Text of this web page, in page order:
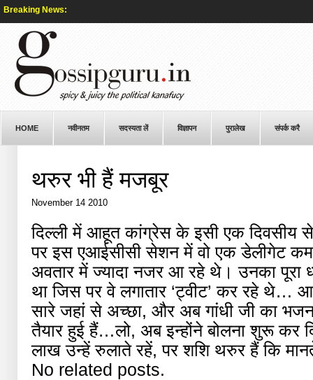
Breaking News:
HOME नवीनतम सदस्यता लें विज्ञापन पुरालेख संपर्क करै
थरुर भी हैं मजबूर
November 14 2010
दिल्ली में आहूत कांग्रेस के इसी एक
पर इस एआईसीसी सेशन में वो एक डेलीगेट
अवतार में ज्यादा नजर आ रहे थे। उनका पूरा
था जिस पर वे लगातार ‘ट्वीट’ कर रहे थे…
सारे जहां से अच्छा, और अब गांधी जी का
तैयार हुई हैं…लो, अब इन्होंने बोलना शुरू कर
लाख उन्हें रुलाते रहें, पर शशि थरुर हैं कि
No related posts.